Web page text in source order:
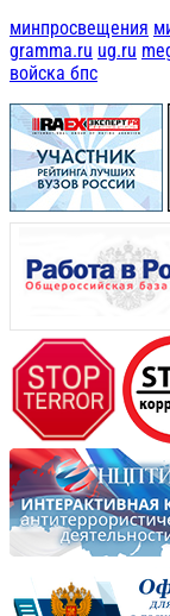
минпросвещения
gramma.ru ug.ru
войска бпс